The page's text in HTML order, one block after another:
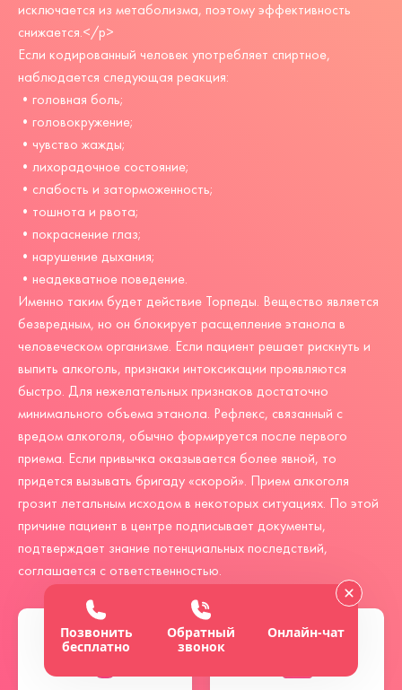
исключается из метаболизма, поэтому эффективность
снижается.</p>
Если кодированный человек употребляет спиртное,
наблюдается следующая реакция:
•головная боль;
•головокружение;
•чувство жажды;
•лихорадочное состояние;
•слабость и заторможенность;
•тошнота и рвота;
•покраснение глаз;
•нарушение дыхания;
•неадекватное поведение.
Именно таким будет действие Торпеды. Вещество является
безвредным, но он блокирует расщепление этанола в
человеческом организме. Если пациент решает рискнуть и
выпить алкоголь, признаки интоксикации проявляются
быстро. Для нежелательных признаков достаточно
минимального объема этанола. Рефлекс, связанный с
вредом алкоголя, обычно формируется после первого
приема. Если привычка оказывается более явной, то
придется вызывать бригаду «скорой». Прием алкоголя
грозит летальным исходом в некоторых ситуациях. По этой
причине пациент в центре подписывает документы,
подтверждает знание потенциальных последствий,
соглашается с ответственностью.
Позвонить
бесплатно
Обратный
звонок
Онлайн-чат